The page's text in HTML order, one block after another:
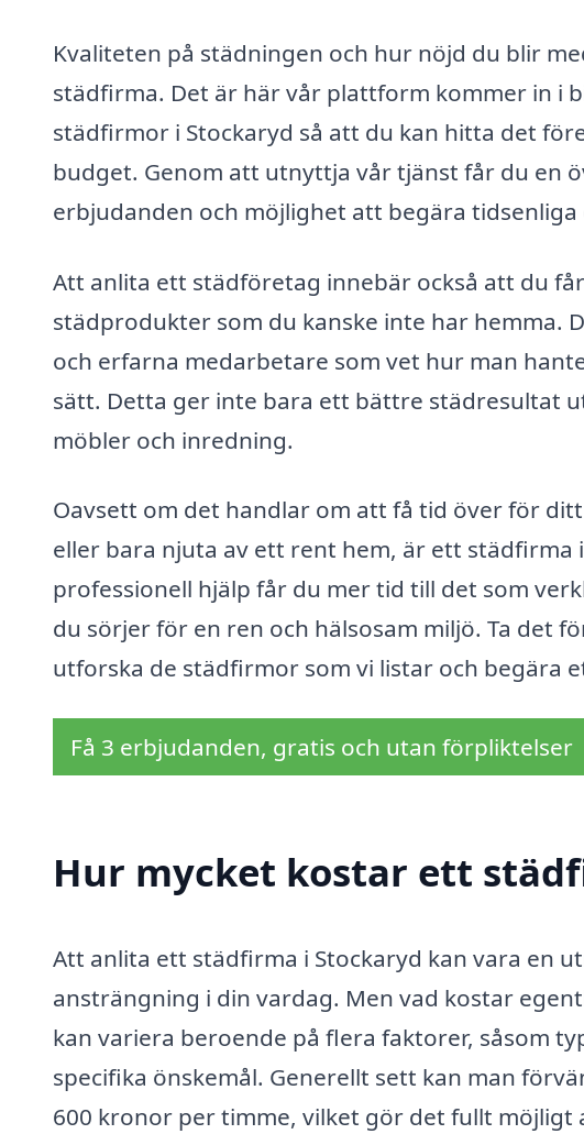
Kvaliteten på städningen och hur nöjd du blir
städfirma. Det är här vår plattform kommer in i
städfirmor i Stockaryd så att du kan hitta det
budget. Genom att utnyttja vår tjänst får du en
erbjudanden och möjlighet att begära tidsenliga
Att anlita ett städföretag innebär också att du
städprodukter som du kanske inte har hemma.
och erfarna medarbetare som vet hur man
sätt. Detta ger inte bara ett bättre städresultat
möbler och inredning.
Oavsett om det handlar om att få tid över för
eller bara njuta av ett rent hem, är ett städfirma
professionell hjälp får du mer tid till det som
du sörjer för en ren och hälsosam miljö. Ta det
utforska de städfirmor som vi listar och begära
Få 3 erbjudanden, gratis och utan förpliktelser
Hur mycket kostar ett
Att anlita ett städfirma i Stockaryd kan vara en
ansträngning i din vardag. Men vad kostar
kan variera beroende på flera faktorer, såsom
specifika önskemål. Generellt sett kan man
600 kronor per timme, vilket gör det fullt